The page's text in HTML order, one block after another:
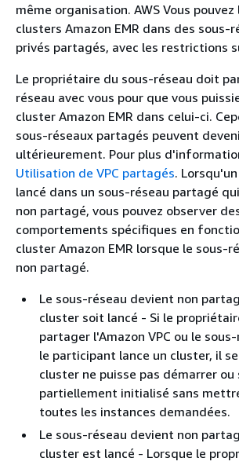
même organisation. AWS Vous pouvez
clusters Amazon EMR dans des sous-
privés partagés, avec les restrictions
Le propriétaire du sous-réseau doit
réseau avec vous pour que vous
cluster Amazon EMR dans celui-ci.
sous-réseaux partagés peuvent
ultérieurement. Pour plus
Utilisation de VPC partagés.
lancé dans un sous-réseau partagé
non partagé, vous pouvez observer
comportements spécifiques en
cluster Amazon EMR lorsque le sous-
non partagé.
Le sous-réseau devient non
cluster soit lancé - Si le
partager l'Amazon VPC ou le
le participant lance un cluster, il
cluster ne puisse pas démarrer ou
partiellement initialisé sans
toutes les instances demandées.
Le sous-réseau devient non
cluster est lancé - Lorsque le